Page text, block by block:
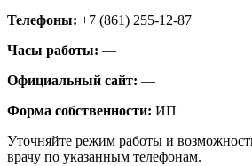
Телефоны: +7 (861) 255-12-87
Часы работы: —
Официальный сайт: —
Форма собственности: ИП
Уточняйте режим работы и
врачу по указанным телефонам.